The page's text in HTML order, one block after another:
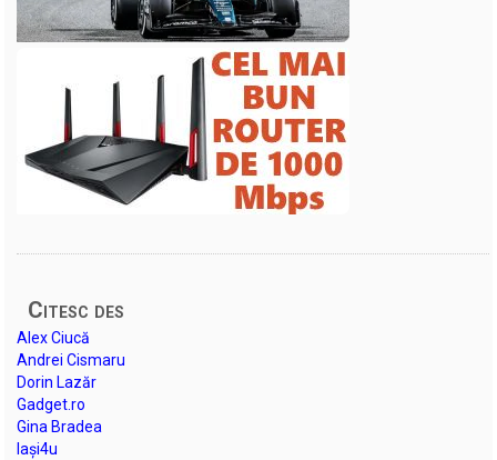
Citesc des
Alex Ciucă
Andrei Cismaru
Dorin Lazăr
Gadget.ro
Gina Bradea
Iași4u